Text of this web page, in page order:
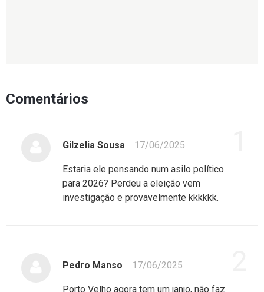
Comentários
Gilzelia Sousa 17/06/2025
Estaria ele pensando num asilo político
para 2026? Perdeu a eleição vem
investigação e provavelmente kkkkkk.
Pedro Manso 17/06/2025
Porto Velho agora tem um janjo, não faz